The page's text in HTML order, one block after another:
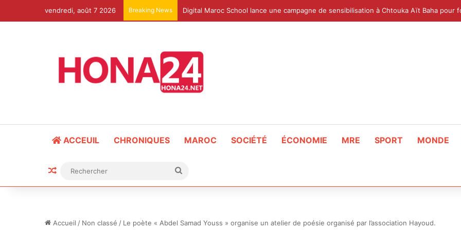
vendredi, août 7 2026 Breaking News
ACCEUIL CHRONIQUES MAROC SOCIÉTÉ ÉCONOMIE MRE SPORT MONDE
Article Aléatoire
Accueil / Non classé / Le poète « Abdel Samad Youss » organise un atelier de poésie organisé par l’association Hayoud.